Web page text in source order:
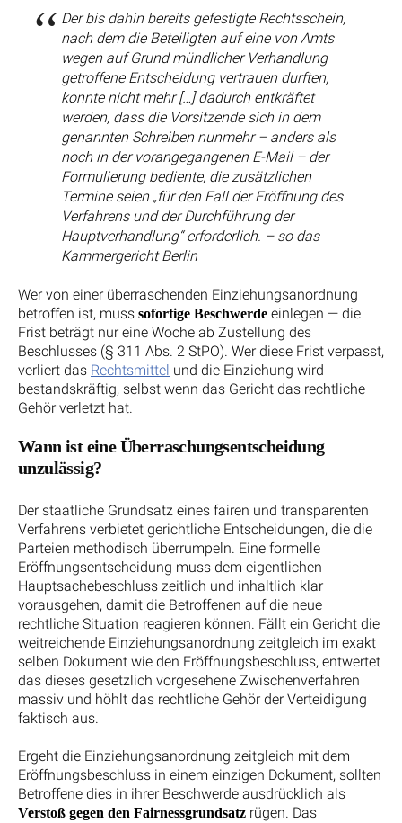
Der bis dahin bereits gefestigte Rechtsschein,
nach dem die Beteiligten auf eine von Amts
wegen auf Grund mündlicher Verhandlung
getroffene Entscheidung vertrauen durften,
konnte nicht mehr […] dadurch entkräftet
werden, dass die Vorsitzende sich in dem
genannten Schreiben nunmehr – anders als
noch in der vorangegangenen E-Mail – der
Formulierung bediente, die zusätzlichen
Termine seien „für den Fall der Eröffnung des
Verfahrens und der Durchführung der
Hauptverhandlung“ erforderlich. – so das
Kammergericht Berlin
Wer von einer überraschenden Einziehungsanordnung
betroffen ist, muss sofortige Beschwerde einlegen — die
Frist beträgt nur eine Woche ab Zustellung des
Beschlusses (§ 311 Abs. 2 StPO). Wer diese Frist verpasst,
verliert das Rechtsmittel und die Einziehung wird
bestandskräftig, selbst wenn das Gericht das rechtliche
Gehör verletzt hat.
Wann ist eine Überraschungsentscheidung
unzulässig?
Der staatliche Grundsatz eines fairen und transparenten
Verfahrens verbietet gerichtliche Entscheidungen, die die
Parteien methodisch überrumpeln. Eine formelle
Eröffnungsentscheidung muss dem eigentlichen
Hauptsachebeschluss zeitlich und inhaltlich klar
vorausgehen, damit die Betroffenen auf die neue
rechtliche Situation reagieren können. Fällt ein Gericht die
weitreichende Einziehungsanordnung zeitgleich im exakt
selben Dokument wie den Eröffnungsbeschluss, entwertet
das dieses gesetzlich vorgesehene Zwischenverfahren
massiv und höhlt das rechtliche Gehör der Verteidigung
faktisch aus.
Ergeht die Einziehungsanordnung zeitgleich mit dem
Eröffnungsbeschluss in einem einzigen Dokument, sollten
Betroffene dies in ihrer Beschwerde ausdrücklich als
Verstoß gegen den Fairnessgrundsatz rügen. Das